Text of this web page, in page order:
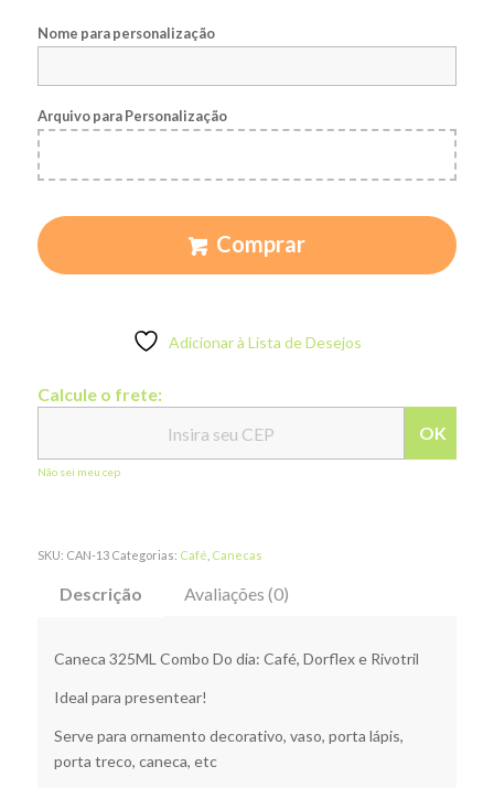
Nome para personalização
Arquivo para Personalização
Comprar
Adicionar à Lista de Desejos
Calcule o frete:
OK
Não sei meu cep
SKU: CAN-13 Categorias: Café Canecas
Descrição Avaliações (0)
Caneca 325ML Combo Do dia: Café, Dorflex e Rivotril
Ideal para presentear!
Serve para ornamento decorativo, vaso, porta lápis,
porta treco, caneca, etc